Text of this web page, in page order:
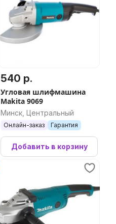
540 р.
Угловая шлифмашина
Makita 9069
Минск, Центральный
Онлайн-заказ Гарантия
Добавить в корзину